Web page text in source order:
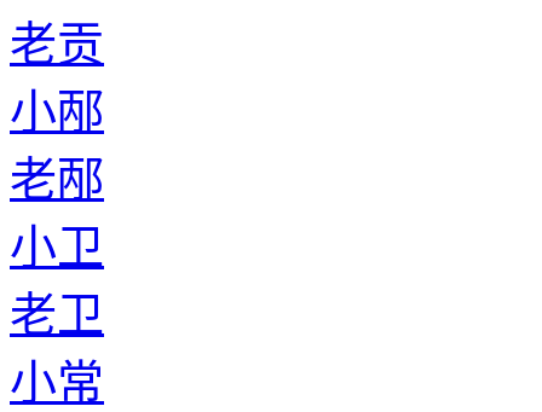
老贡
小邴
老邴
小卫
老卫
小常